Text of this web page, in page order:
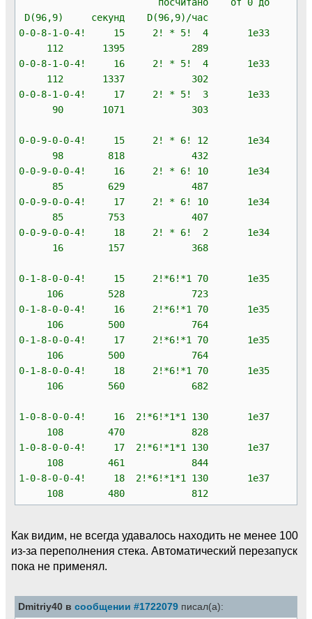
D(96,9) секунд D(96,9)/час
0-0-8-1-0-4! 15 2! * 5! 4 1e33
112 1395 289
0-0-8-1-0-4! 16 2! * 5! 4 1e33
112 1337 302
0-0-8-1-0-4! 17 2! * 5! 3 1e33
90 1071 303
0-0-9-0-0-4! 15 2! * 6! 12 1e34
98 818 432
0-0-9-0-0-4! 16 2! * 6! 10 1e34
85 629 487
0-0-9-0-0-4! 17 2! * 6! 10 1e34
85 753 407
0-0-9-0-0-4! 18 2! * 6! 2 1e34
16 157 368
0-1-8-0-0-4! 15 2!*6!*1 70 1e35
106 528 723
0-1-8-0-0-4! 16 2!*6!*1 70 1e35
106 500 764
0-1-8-0-0-4! 17 2!*6!*1 70 1e35
106 500 764
0-1-8-0-0-4! 18 2!*6!*1 70 1e35
106 560 682
1-0-8-0-0-4! 16 2!*6!*1*1 130 1e37
108 470 828
1-0-8-0-0-4! 17 2!*6!*1*1 130 1e37
108 461 844
1-0-8-0-0-4! 18 2!*6!*1*1 130 1e37
108 480 812
Как видим, не всегда удавалось находить не менее 100
из-за переполнения стека. Автоматический перезапуск
пока не применял.
Dmitriy40 в сообщении #1722079 писал(а):